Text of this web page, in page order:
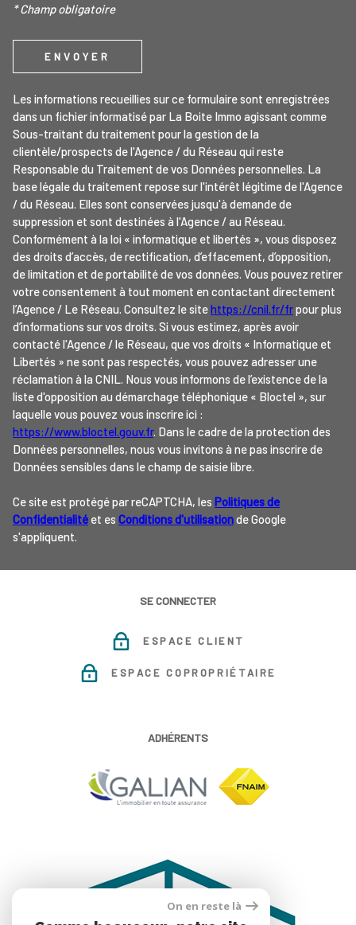
* Champ obligatoire
ENVOYER
Les informations recueillies sur ce formulaire sont enregistrées
dans un fichier informatisé par La Boite Immo agissant comme
Sous-traitant du traitement pour la gestion de la
clientèle/prospects de l'Agence / du Réseau qui reste
Responsable du Traitement de vos Données personnelles. La
base légale du traitement repose sur l'intérêt légitime de l'Agence
/ du Réseau. Elles sont conservées jusqu'à demande de
suppression et sont destinées à l'Agence / au Réseau.
Conformément à la loi « informatique et libertés », vous disposez
des droits d’accès, de rectification, d’effacement, d’opposition,
de limitation et de portabilité de vos données. Vous pouvez retirer
votre consentement à tout moment en contactant directement
l’Agence / Le Réseau. Consultez le sitehttps://cnil.fr/frpour plus
d’informations sur vos droits. Si vous estimez, après avoir
contacté l'Agence / le Réseau, que vos droits « Informatique et
Libertés » ne sont pas respectés, vous pouvez adresser une
réclamation à la CNIL. Nous vous informons de l’existence de la
liste d'opposition au démarchage téléphonique « Bloctel », sur
laquelle vous pouvez vous inscrire ici :
https://www.bloctel.gouv.fr. Dans le cadre de la protection des
Données personnelles, nous vous invitons à ne pas inscrire de
Données sensibles dans le champ de saisie libre.
Ce site est protégé par reCAPTCHA, les Politiques de
Confidentialité et es Conditions d'utilisationde Google
s'appliquent.
SE CONNECTER
ESPACE CLIENT
ESPACE COPROPRIÉTAIRE
ADHÉRENTS
On en reste là